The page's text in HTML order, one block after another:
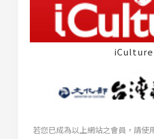
iCulture
若您已成為以上網站之會員，請使